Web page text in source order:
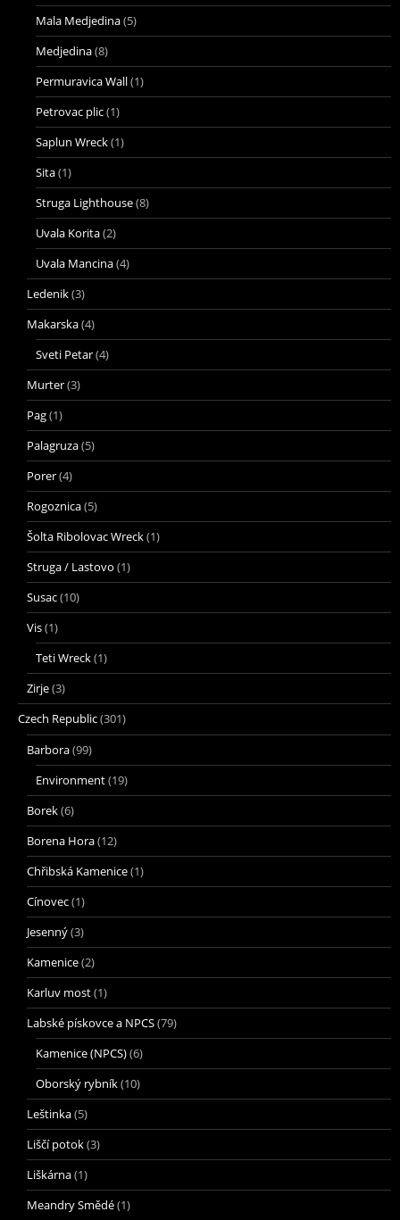
Mala Medjedina(5)
Medjedina(8)
Permuravica Wall(1)
Petrovac plic(1)
Saplun Wreck(1)
Sita(1)
Struga Lighthouse(8)
Uvala Korita(2)
Uvala Mancina(4)
Ledenik(3)
Makarska(4)
Sveti Petar(4)
Murter(3)
Pag(1)
Palagruza(5)
Porer(4)
Rogoznica(5)
Šolta Ribolovac Wreck(1)
Struga / Lastovo (1)
Susac(10)
Vis(1)
Teti Wreck(1)
Zirje(3)
Czech Republic(301)
Barbora(99)
Environment(19)
Borek(6)
Borena Hora(12)
Chřibská Kamenice(1)
Cínovec(1)
Jesenný(3)
Kamenice(2)
Karluv most(1)
Labské pískovce a NPCS(79)
Kamenice (NPCS)(6)
Oborský rybník(10)
Leštinka(5)
Liščí potok(3)
Liškárna(1)
Meandry Smědé(1)